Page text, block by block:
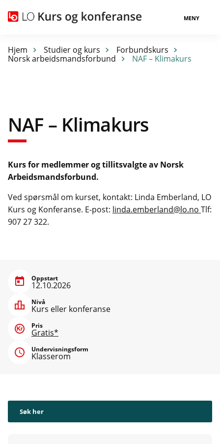
MENY
Hjem Studier og kurs
Forbundskurs
Norsk arbeidsmandsforbund
NAF – Klimakurs
NAF – Klimakurs
Kurs for medlemmer og tillitsvalgte av Norsk
Arbeidsmandsforbund.
Ved spørsmål om kurset, kontakt: Linda Emberland, LO
Kurs og Konferanse. E-post: linda.emberland@lo.no Tlf:
907 27 322.
Oppstart
12.10.2026
Nivå
Kurs eller konferanse
Pris
Gratis*
Undervisningsform
Klasserom
Søk her